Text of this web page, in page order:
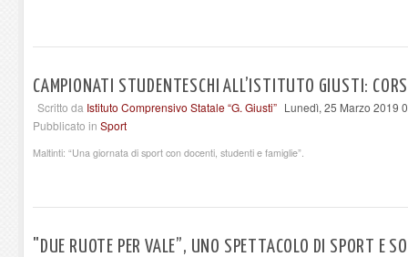
CAMPIONATI STUDENTESCHI ALL’ISTITUTO GIUSTI:
Scritto da Istituto Comprensivo Statale “G. Giusti” Lunedì, 25 Marzo 2019
Pubblicato in Sport
Maltinti: “Una giornata di sport con docenti, studenti e famiglie”.
"DUE RUOTE PER VALE”, UNO SPETTACOLO DI SPORT E